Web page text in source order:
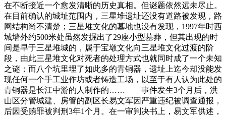
在不断接近一个愈发清晰的历史真相。但谜题依然远未尽止。
在目前确认的城址范围内，三星堆遗址还没有道路被发现，路
网结构尚不清楚；三星堆文化的墓地也没有发现，1997年时西
城墙外约500米处虽然发掘出了29座小型墓葬，但其出现的时
间是早于三星堆城的，属于宝墩文化向三星堆文化过渡的阶
段，由此三星堆文化对死者的处理方式也就同时成了一个未知
之谜；而八个坑里埋了如此多的青铜器，遗址上迄今却没能发
现任何一个手工业作坊或者铸造工场，以至于有人认为此处的
青铜器是长江中游的人制作的…… 事件发生3个月后，洪
山区分管城建、房管的副区长易文军因严重违纪被调查通报，
后因受贿罪被判刑3年1个月。在一审判决书上，易文军供述，